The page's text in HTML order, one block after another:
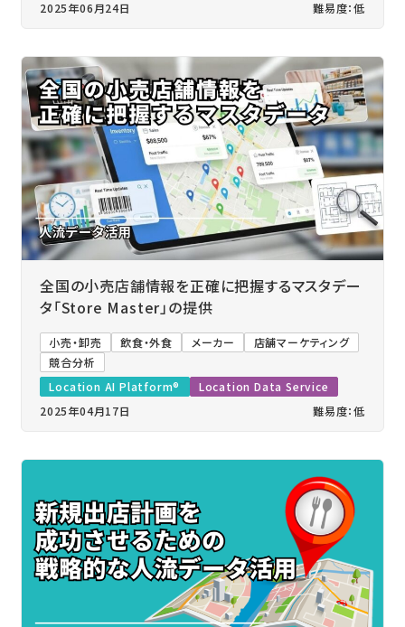
2025年06月24日 難易度：低
全国の小売店舗情報を正確に把握するマスタデー
タ「Store Master」の提供
小売・卸売 飲食・外食 メーカー
店舗マーケティング
競合分析
Location AI Platform®
Location Data Service
2025年04月17日
難易度：低